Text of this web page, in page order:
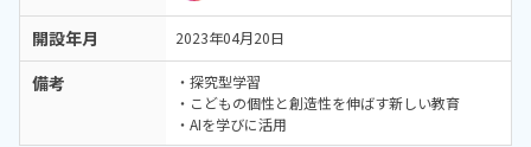
開設年月 2023年04月20日
備考
・探究型学習
・こどもの個性と創造性を伸ばす新しい教育
・AIを学びに活用